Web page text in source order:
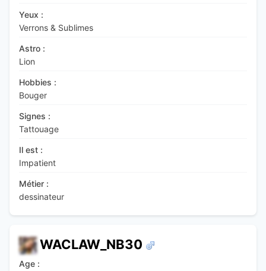
Yeux :
Verrons & Sublimes
Astro :
Lion
Hobbies :
Bouger
Signes :
Tattouage
Il est :
Impatient
Métier :
dessinateur
WACLAW_NB30
Age :